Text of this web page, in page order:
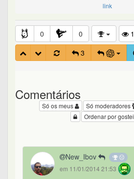
link
0 0
1
3
Comentários
Só moderadores
Só os meus
Ordenar por gostei
New_Ibov
em 11/01/2014 21:53